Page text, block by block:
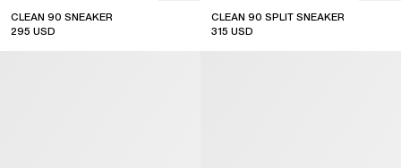
CLEAN 90 SNEAKER
295 USD
CLEAN 90 SPLIT SNEAKER
315 USD